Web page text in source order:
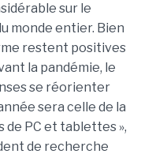
sur le
monde entier. Bien
restent positives
la pandémie, le
se réorienter
sera celle de la
PC et tablettes »,
de recherche